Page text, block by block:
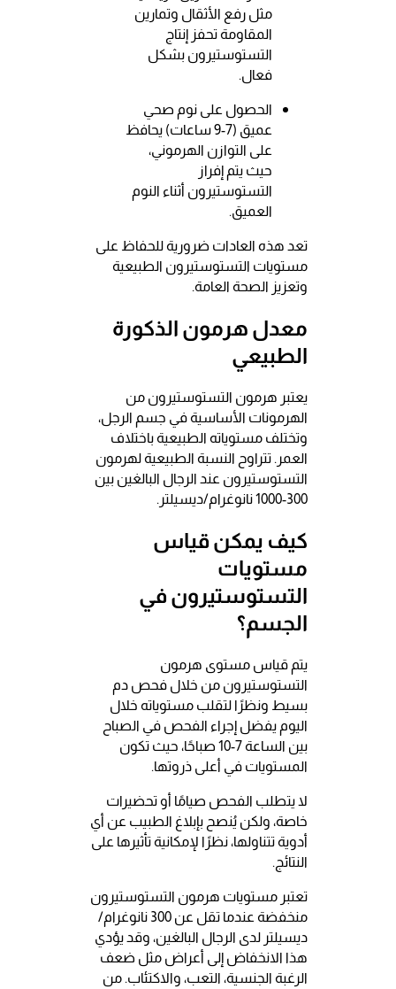
مثل رفع الأثقال وتمارين
المقاومة تحفز إنتاج
التستوستيرون بشكل
فعال.
الحصول على نوم صحي
عميق (7-9 ساعات) يحافظ
على التوازن الهرموني،
حيث يتم إفراز
التستوستيرون أثناء النوم
العميق.
تعد هذه العادات ضرورية للحفاظ على
مستويات التستوستيرون الطبيعية
وتعزيز الصحة العامة.
معدل هرمون الذكورة
الطبيعي
يعتبر هرمون التستوستيرون من
الهرمونات الأساسية في جسم الرجل،
وتختلف مستوياته الطبيعية باختلاف
العمر. تتراوح النسبة الطبيعية لهرمون
التستوستيرون عند الرجال البالغين بين
300-1000 نانوغرام/ديسيلتر.
كيف يمكن قياس
مستويات
التستوستيرون في
الجسم؟
يتم قياس مستوى هرمون
التستوستيرون من خلال فحص دم
بسيط ونظرًا لتقلب مستوياته خلال
اليوم يفضل إجراء الفحص في الصباح
بين الساعة 7-10 صباحًا، حيث تكون
المستويات في أعلى ذروتها.
لا يتطلب الفحص صيامًا أو تحضيرات
خاصة، ولكن يُنصح بإبلاغ الطبيب عن أي
أدوية تتناولها، نظرًا لإمكانية تأثيرها على
النتائج.
تعتبر مستويات هرمون التستوستيرون
منخفضة عندما تقل عن 300 نانوغرام/
ديسيلتر لدى الرجال البالغين، وقد يؤدي
هذا الانخفاض إلى أعراض مثل ضعف
الرغبة الجنسية، التعب، والاكتئاب. من